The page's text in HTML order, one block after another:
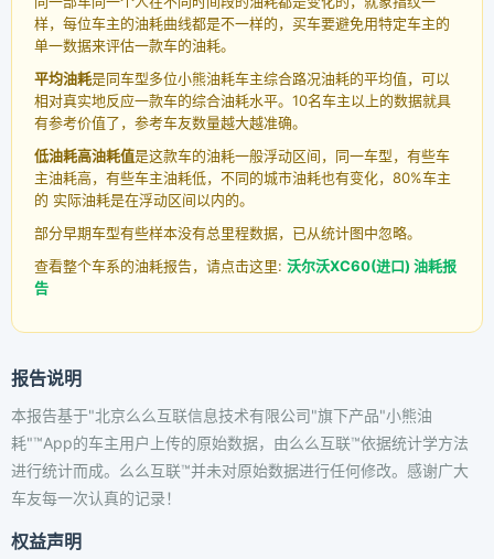
样，每位车主的油耗曲线都是不一样的，买车要避免用特定车主的
单一数据来评估一款车的油耗。
平均油耗是同车型多位小熊油耗车主综合路况油耗的平均值，可以
相对真实地反应一款车的综合油耗水平。10名车主以上的数据就具
有参考价值了，参考车友数量越大越准确。
低油耗高油耗值是这款车的油耗一般浮动区间，同一车型，有些车
主油耗高，有些车主油耗低，不同的城市油耗也有变化，80%车主
的 实际油耗是在浮动区间以内的。
部分早期车型有些样本没有总里程数据，已从统计图中忽略。
查看整个车系的油耗报告，请点击这里: 沃尔沃XC60(进口) 油耗报
告
报告说明
本报告基于"北京么么互联信息技术有限公司"旗下产品"小熊油
耗"™App的车主用户上传的原始数据，由么么互联™依据统计学方法
进行统计而成。么么互联™并未对原始数据进行任何修改。感谢广大
车友每一次认真的记录！
权益声明